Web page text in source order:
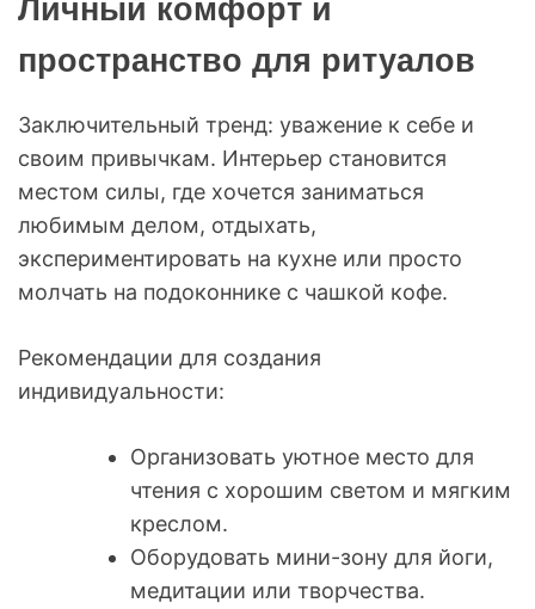
Личный комфорт и
пространство для ритуалов
Заключительный тренд: уважение к себе и
своим привычкам. Интерьер становится
местом силы, где хочется заниматься
любимым делом, отдыхать,
экспериментировать на кухне или просто
молчать на подоконнике с чашкой кофе.
Рекомендации для создания
индивидуальности:
Организовать уютное место для
чтения с хорошим светом и мягким
креслом.
Оборудовать мини-зону для йоги,
медитации или творчества.